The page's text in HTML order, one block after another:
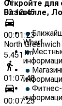
Откройте для
Блэкволле,
Wharf
00:12:45
00:01:23
North
5.451 km
01:07:48
00:07:25